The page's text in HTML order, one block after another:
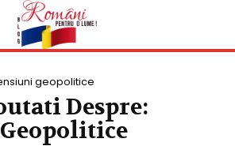
geopolitice
Despre: